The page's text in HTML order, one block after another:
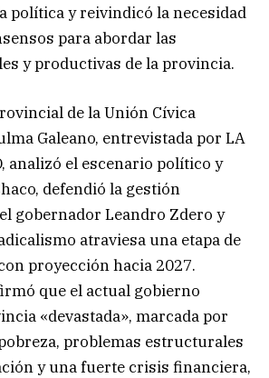
política y reivindicó la necesidad
para abordar las
y productivas de la provincia.
de la Unión Cívica
Galeano, entrevistada por LA
analizó el escenario político y
defendió la gestión
gobernador Leandro Zdero y
atraviesa una etapa de
proyección hacia 2027.
que el actual gobierno
«devastada», marcada por
problemas estructurales
y una fuerte crisis financiera,